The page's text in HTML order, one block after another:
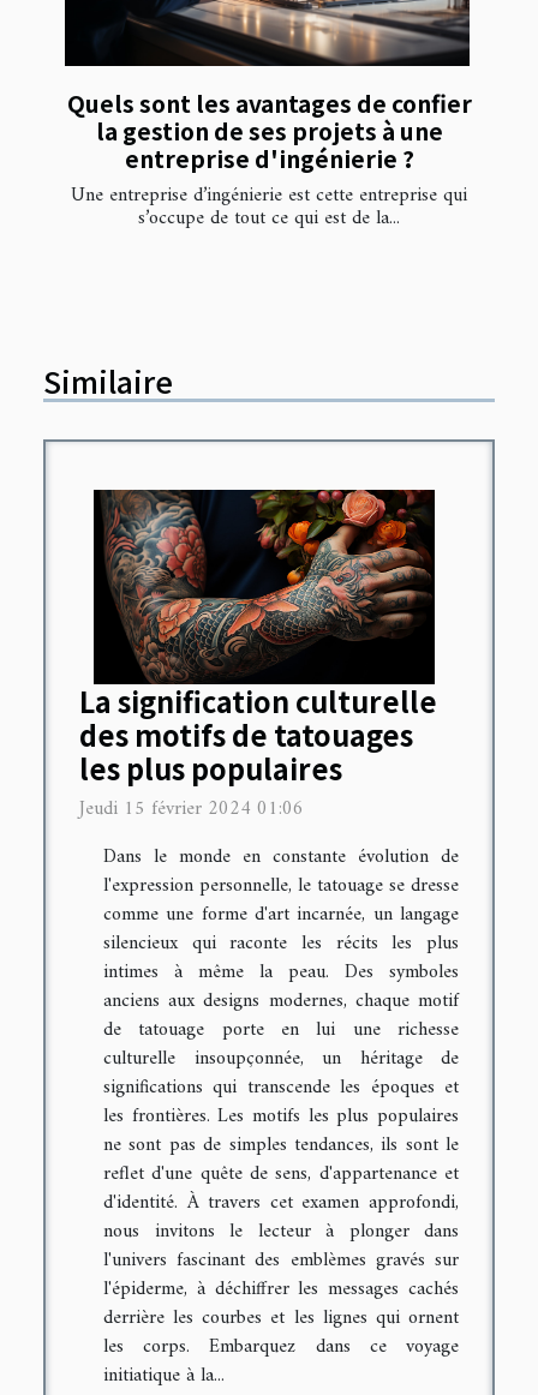
Quels sont les avantages de confier
la gestion de ses projets à une
entreprise d'ingénierie ?
Une entreprise d’ingénierie est cette entreprise qui
s’occupe de tout ce qui est de la...
Similaire
La signification culturelle
des motifs de tatouages
les plus populaires
Jeudi 15 février 2024 01:06
Dans le monde en constante évolution de
l'expression personnelle, le tatouage se dresse
comme une forme d'art incarnée, un langage
silencieux qui raconte les récits les plus
intimes à même la peau. Des symboles
anciens aux designs modernes, chaque motif
de tatouage porte en lui une richesse
culturelle insoupçonnée, un héritage de
significations qui transcende les époques et
les frontières. Les motifs les plus populaires
ne sont pas de simples tendances, ils sont le
reflet d'une quête de sens, d'appartenance et
d'identité. À travers cet examen approfondi,
nous invitons le lecteur à plonger dans
l'univers fascinant des emblèmes gravés sur
l'épiderme, à déchiffrer les messages cachés
derrière les courbes et les lignes qui ornent
les corps. Embarquez dans ce voyage
initiatique à la...